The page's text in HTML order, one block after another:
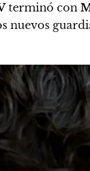
terminó con
nuevos